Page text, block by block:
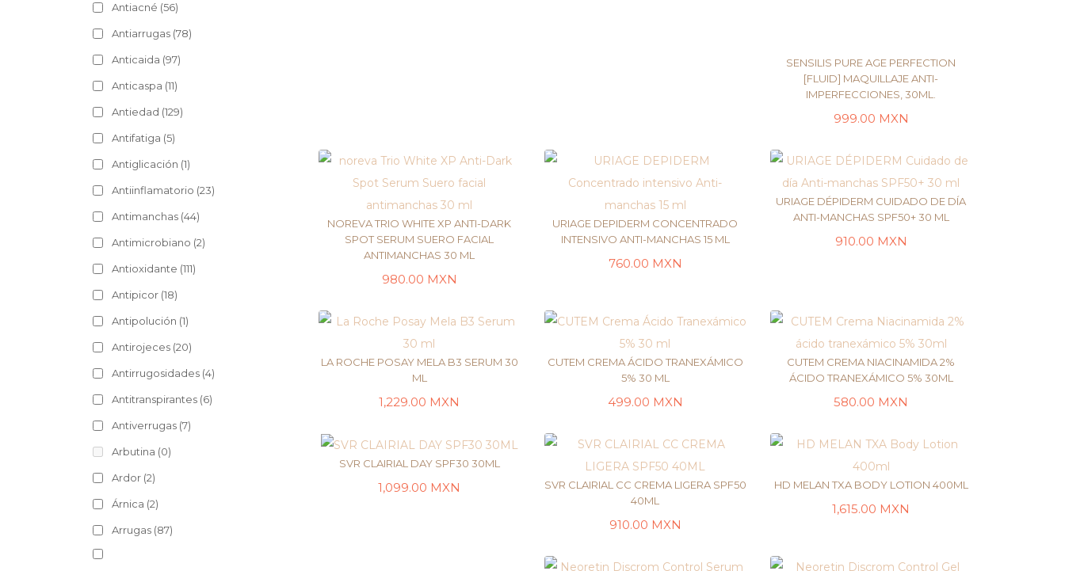
Antiacné (56)
Antiarrugas (78)
Anticaida (97)
Anticaspa (11)
Antiedad (129)
Antifatiga (5)
Antiglicación (1)
Antiinflamatorio (23)
Antimanchas (44)
Antimicrobiano (2)
Antioxidante (111)
Antipicor (18)
Antipolución (1)
Antirojeces (20)
Antirrugosidades (4)
Antitranspirantes (6)
Antiverrugas (7)
Arbutina (0)
Ardor (2)
Árnica (2)
Arrugas (87)
SELECCIONAR
OPCIONES
SENSILIS PURE AGE PERFECTION
[FLUID] MAQUILLAJE ANTI-
IMPERFECCIONES, 30ML.
999.00 MXN
AÑADIR AL CARRITO
NOREVA TRIO WHITE XP ANTI-DARK
SPOT SERUM SUERO FACIAL
ANTIMANCHAS 30 ML
980.00 MXN
URIAGE DEPIDERM CONCENTRADO
INTENSIVO ANTI-MANCHAS 15 ML
760.00 MXN
URIAGE DÉPIDERM CUIDADO DE DÍA
ANTI-MANCHAS SPF50+ 30 ML
910.00 MXN
LA ROCHE POSAY MELA B3 SERUM 30
ML
1,229.00 MXN
CUTEM CREMA ÁCIDO TRANEXÁMICO
5% 30 ML
499.00 MXN
CUTEM CREMA NIACINAMIDA 2%
ÁCIDO TRANEXÁMICO 5% 30ML
580.00 MXN
SVR CLAIRIAL DAY SPF30 30ML
1,099.00 MXN
SVR CLAIRIAL CC CREMA LIGERA SPF50
40ML
910.00 MXN
HD MELAN TXA BODY LOTION 400ML
1,615.00 MXN